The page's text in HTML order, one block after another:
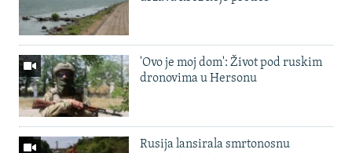
'Ovo je moj dom': Život pod ruskim
dronovima u Hersonu
Rusija lansirala smrtonosnu